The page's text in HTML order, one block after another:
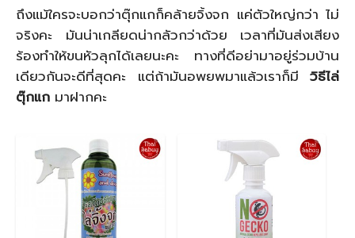
ถึงแม้ใครจะบอกว่าตุ๊กแกก็คล้ายจิ้งจก แค่ตัวใหญ่กว่า ไม่
จริงคะ มันน่าเกลียดน่ากลัวกว่าด้วย เวลาที่มันส่งเสียง
ร้องทำให้ขนหัวลุกได้เลยนะคะ ทางที่ดีอย่ามาอยู่ร่วมบ้าน
เดียวกันจะดีที่สุดคะ แต่ถ้ามันอพยพมาแล้วเราก็มี วิธีไล่
ตุ๊กแก มาฝากคะ